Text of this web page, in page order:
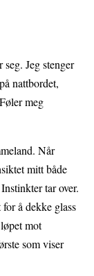
Jeg stenger
nattbordet,
meg
Når
mitt både
tar over.
å dekke glass
mot
som viser